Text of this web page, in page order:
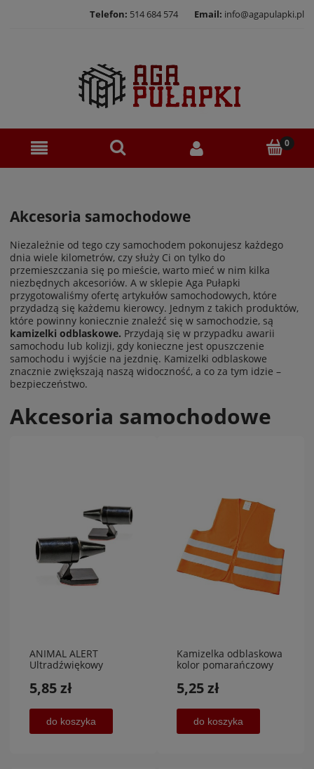
Telefon: 514 684 574 Email: info@agapulapki.pl
Akcesoria samochodowe
Niezależnie od tego czy samochodem pokonujesz każdego
dnia wiele kilometrów, czy służy Ci on tylko do
przemieszczania się po mieście, warto mieć w nim kilka
niezbędnych akcesoriów. A w sklepie Aga Pułapki
przygotowaliśmy ofertę artykułów samochodowych, które
przydadzą się każdemu kierowcy. Jednym z takich produktów,
które powinny koniecznie znaleźć się w samochodzie, są
kamizelki odblaskowe. Przydają się w przypadku awarii
samochodu lub kolizji, gdy konieczne jest opuszczenie
samochodu i wyjście na jezdnię. Kamizelki odblaskowe
znacznie zwiększają naszą widoczność, a co za tym idzie –
bezpieczeństwo.
Akcesoria samochodowe
ANIMAL ALERT
Ultradźwiękowy
do Samochodu 2 szt.
Carcommerce
5,85 zł
do koszyka
Kamizelka odblaskowa
kolor pomarańczowy
5,25 zł
do koszyka